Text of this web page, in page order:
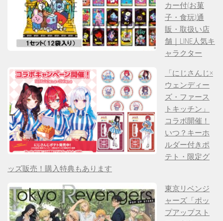
カー付(お菓
子・食玩)通
販・取扱い店
舗｜LINE人気キ
ャラクター
「にじさんじ×
ウェンディー
ズ・ファース
トキッチン」
コラボ開催！
いつ？キーホ
ルダー付きポ
テト・限定グ
ッズ販売！購入特典もあります
東京リベンジ
ャーズ「ポッ
プアップスト